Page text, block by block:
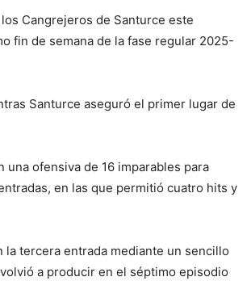
Cangrejeros de Santurce este
fin de semana de la fase regular 2025-
Santurce aseguró el primer lugar de
ofensiva de 16 imparables para
en las que permitió cuatro hits y
tercera entrada mediante un sencillo
a producir en el séptimo episodio